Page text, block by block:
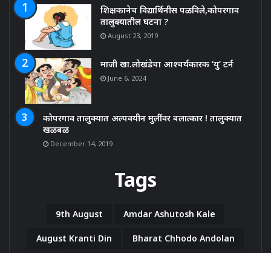
शिक्षकानेच विद्यार्थिनीस पळविले,कोपरगाव
तालुक्यातील घटना ?
August 23, 2019
माजी खा.लोखंडेचा आश्चर्यकारक ‘यु’ टर्न
June 6, 2024
कोपरगाव तालुक्यात अल्पवयीन मुलींवर बलात्कार ! तालुक्यात
खळबळ
December 14, 2019
Tags
9th August Amdar Ashutosh Kale
August Kranti Din Bharat Chhodo Andolan